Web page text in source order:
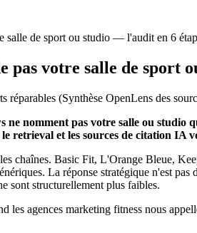
salle de sport ou studio — l'audit en 6
pas votre salle de sport
réparables (Synthèse OpenLens des
nomment pas votre salle ou studio
retrieval et les sources de citation
chaînes. Basic Fit, L'Orange Bleue,
La réponse stratégique n'est
sont structurellement plus faibles.
les agences marketing fitness nous